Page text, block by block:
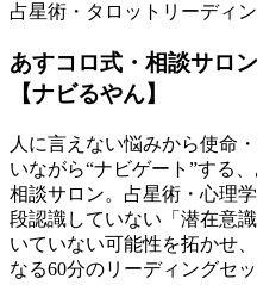
占星術・タロットリーディ
あすコロ式・相談サロン
【ナビるやん】
人に言えない悩みから使命
いながら“ナビゲート”する
相談サロン。占星術・心理
段認識していない「潜在意
いていない可能性を拓かせ
なる60分のリーディングセッ